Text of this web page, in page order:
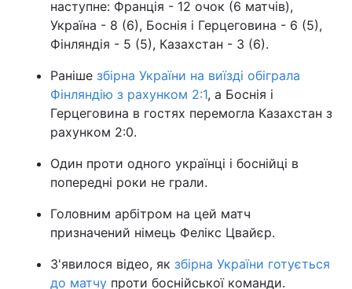
наступне: Франція - 12 очок (6 матчів),
Україна - 8 (6), Боснія і Герцеговина - 6 (5),
Фінляндія - 5 (5), Казахстан - 3 (6).
Раніше збірна України на виїзді обіграла
Фінляндію з рахунком 2:1, а Боснія і
Герцеговина в гостях перемогла Казахстан з
рахунком 2:0.
Один проти одного українці і боснійці в
попередні роки не грали.
Головним арбітром на цей матч
призначений німець Фелікс Цвайєр.
З'явилося відео, як збірна України готується
до матчу проти боснійської команди.